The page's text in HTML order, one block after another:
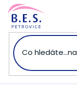
Přejít
obsah